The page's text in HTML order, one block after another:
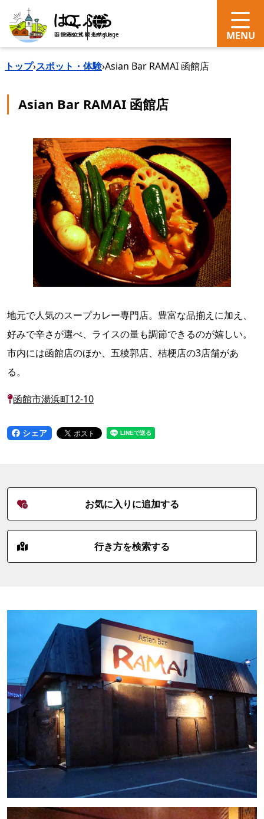
search Language
トップ›スポット・体験›Asian Bar RAMAI 函館店
Asian Bar RAMAI 函館店
地元で人気のスープカレー専門店。豊富な品揃えに加え、
好みで辛さが選べ、ライスの量も調節できるのが嬉しい。
市内には函館店のほか、五稜郭店、桔梗店の3店舗があ
る。
函館市湯浜町12-10
シェア
お気に入りに追加する
行き方を検索する